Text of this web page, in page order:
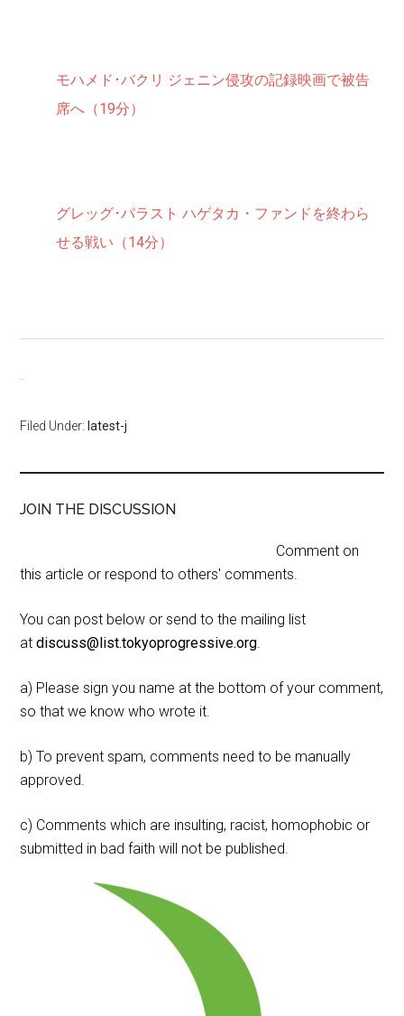
モハメド･バクリ ジェニン侵攻の記録映画で被告
席へ（19分）
グレッグ･パラスト ハゲタカ・ファンドを終わら
せる戦い（14分）
Filed Under: latest-j
JOIN THE DISCUSSION
Comment on
this article or respond to others' comments.
You can post below or send to the mailing list
atdiscuss@list.tokyoprogressive.org.
a) Please sign you name at the bottom of your comment,
so that we know who wrote it.
b) To prevent spam, comments need to be manually
approved.
c) Comments which are insulting, racist, homophobic or
submitted in bad faith will not be published.